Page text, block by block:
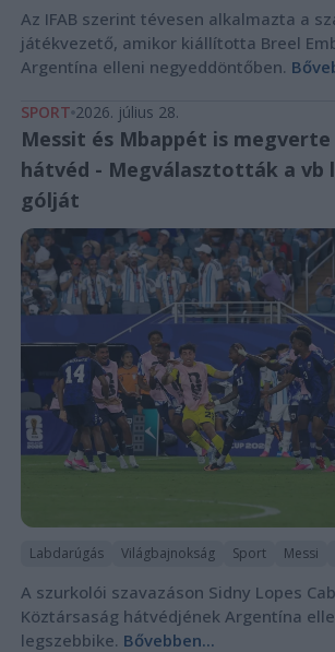
Az IFAB szerint tévesen alkalmazta a
játékvezető, amikor kiállította Breel
Argentína elleni negyeddöntőben.
SPORT 2026. július 28.
Messit és Mbappét is
hátvéd - Megválasztották a vb
gólját
Labdarúgás Világbajnokság Sport Messi
A szurkolói szavazáson Sidny Lopes
Köztársaság hátvédjének Argentína
legszebbike. Bővebben...